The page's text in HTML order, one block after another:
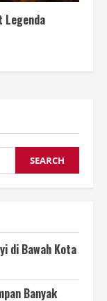
Legenda
SEARCH
di Bawah Kota
Banyak